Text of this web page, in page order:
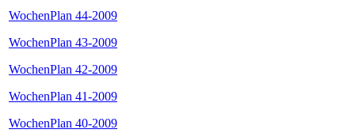
WochenPlan 44-2009
WochenPlan 43-2009
WochenPlan 42-2009
WochenPlan 41-2009
WochenPlan 40-2009